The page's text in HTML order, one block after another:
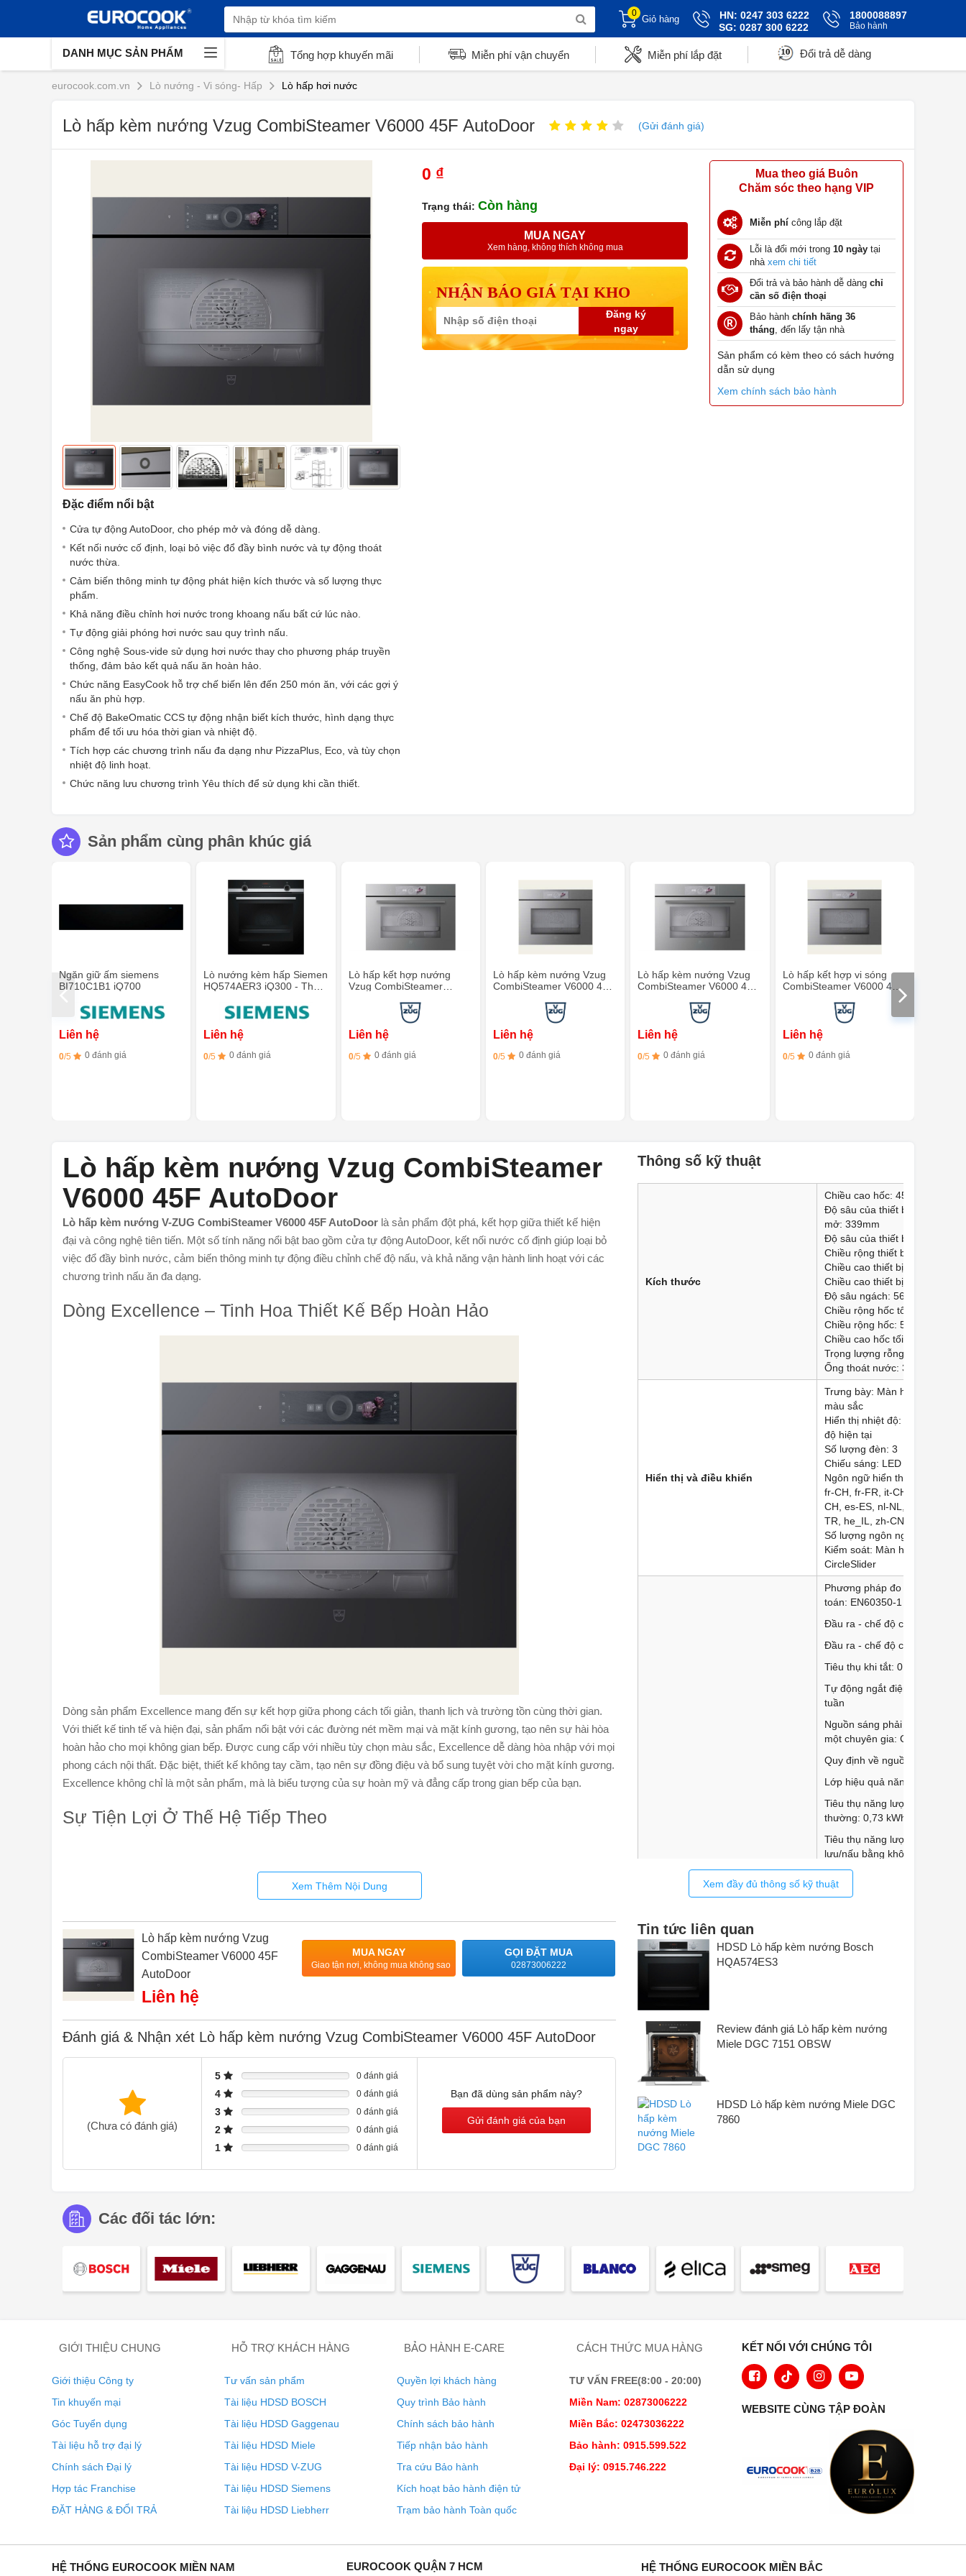
0
Giỏ hàng
HN: 0247 303 6222
SG: 0287 300 6222
1800088897
Bảo hành
DANH MỤC SẢN PHẨM Tổng hợp khuyến mãi Miễn phí vận chuyển Miễn phí lắp đặt Đổi trả dễ dàng
eurocook.com.vn Lò nướng - Vi sóng- Hấp Lò hấp hơi nước
Lò hấp kèm nướng Vzug CombiSteamer V6000 45F AutoDoor (Gửi đánh giá)
Đặc điểm nổi bật
Cửa tự động AutoDoor, cho phép mở và đóng dễ dàng.
Kết nối nước cố định, loại bỏ việc đổ đầy bình nước và tự động thoát
nước thừa.
Cảm biến thông minh tự động phát hiện kích thước và số lượng thực
phẩm.
Khả năng điều chỉnh hơi nước trong khoang nấu bất cứ lúc nào.
Tự động giải phóng hơi nước sau quy trình nấu.
Công nghệ Sous-vide sử dụng hơi nước thay cho phương pháp truyền
thống, đảm bảo kết quả nấu ăn hoàn hảo.
Chức năng EasyCook hỗ trợ chế biến lên đến 250 món ăn, với các gợi ý
nấu ăn phù hợp.
Chế độ BakeOmatic CCS tự động nhận biết kích thước, hình dạng thực
phẩm để tối ưu hóa thời gian và nhiệt độ.
Tích hợp các chương trình nấu đa dạng như PizzaPlus, Eco, và tùy chọn
nhiệt độ linh hoạt.
Chức năng lưu chương trình Yêu thích để sử dụng khi cần thiết.
0 ₫
Trạng thái: Còn hàng
MUA NGAY
Xem hàng, không thích không mua
NHẬN BÁO GIÁ TẠI KHO
Đăng ký
ngay
Mua theo giá Buôn
Chăm sóc theo hạng VIP
Miễn phí công lắp đặt
Lỗi là đổi mới trong 10 ngày tại
nhà xem chi tiết
Đổi trả và bảo hành dễ dàng chỉ
cần số điện thoại
Bảo hành chính hãng 36
tháng, đến lấy tận nhà
Sản phẩm có kèm theo có sách hướng
dẫn sử dụng
Xem chính sách bảo hành
Sản phẩm cùng phân khúc giá
Ngăn giữ ấm siemens
BI710C1B1 iQ700
Liên hệ
0/5 0 đánh giá
Lò nướng kèm hấp Siemen
HQ574AER3 iQ300 - Thép
Liên hệ
0/5 0 đánh giá
Lò hấp kết hợp nướng
Vzug CombiSteamer
Liên hệ
0/5 0 đánh giá
Lò hấp kèm nướng Vzug
CombiSteamer V6000 45F
Liên hệ
0/5 0 đánh giá
Lò hấp kèm nướng Vzug
CombiSteamer V6000 45F
Liên hệ
0/5 0 đánh giá
Lò hấp kết hợp vi sóng
CombiSteamer V6000 45M
Màu bạch kim
Liên hệ
0/5 0 đánh giá
Lò hấp kèm nướng Vzug CombiSteamer
V6000 45F AutoDoor
Lò hấp kèm nướng V-ZUG CombiSteamer V6000 45F AutoDoor là sản phẩm đột phá, kết hợp giữa thiết kế hiện
đại và công nghệ tiên tiến. Một số tính năng nổi bật bao gồm cửa tự động AutoDoor, kết nối nước cố định giúp loại bỏ
việc đổ đầy bình nước, cảm biến thông minh tự động điều chỉnh chế độ nấu, và khả năng vận hành linh hoạt với các
chương trình nấu ăn đa dạng.
Dòng Excellence – Tinh Hoa Thiết Kế Bếp Hoàn Hảo
Dòng sản phẩm Excellence mang đến sự kết hợp giữa phong cách tối giản, thanh lịch và trường tồn cùng thời gian.
Với thiết kế tinh tế và hiện đại, sản phẩm nổi bật với các đường nét mềm mại và mặt kính gương, tạo nên sự hài hòa
hoàn hảo cho mọi không gian bếp. Được cung cấp với nhiều tùy chọn màu sắc, Excellence dễ dàng hòa nhập với mọi
phong cách nội thất. Đặc biệt, thiết kế không tay cầm, tạo nên sự đồng điệu và bổ sung tuyệt vời cho mặt kính gương.
Excellence không chỉ là một sản phẩm, mà là biểu tượng của sự hoàn mỹ và đẳng cấp trong gian bếp của bạn.
Sự Tiện Lợi Ở Thế Hệ Tiếp Theo
CombiSteamer V6000 được phát triển nhằm mang đến sự tiện lợi vượt trội cho căn bếp hiện đại. Với tính năng cửa tự
động AutoDoor, thiết bị cho phép mở và đóng dễ dàng, tạo nên một điểm nhấn lý tưởng cho những không gian bếp
động giải phóng khi quy trình nấu ăn kết thúc. CombiSteamer V6000 không chỉ là một thiết bị bếp, mà còn là giải pháp
Xem Thêm Nội Dung
Lò hấp kèm nướng Vzug
CombiSteamer V6000 45F
AutoDoor
Liên hệ
MUA NGAY
Giao tận nơi, không mua không sao
GỌI ĐẶT MUA
02873006222
Đánh giá & Nhận xét Lò hấp kèm nướng Vzug CombiSteamer V6000 45F AutoDoor
(Chưa có đánh giá)
5 0 đánh giá
4 0 đánh giá
3 0 đánh giá
2 0 đánh giá
1 0 đánh giá
Bạn đã dùng sản phẩm này?
Gửi đánh giá của bạn
Thông số kỹ thuật
Kích thước
Chiều cao hốc: 450mm
Độ sâu của thiết bị khi cửa
mở: 339mm
Độ sâu của thiết bị: 569mm
Chiều rộng thiết bị: 597mm
Chiều cao thiết bị tối đa:
Chiều cao thiết bị: 454mm
Độ sâu ngách: 560mm
Chiều rộng hốc tối đa: 568mm
Chiều rộng hốc: 560mm
Chiều cao hốc tối đa: 450mm
Trọng lượng rỗng: 35kg
Ống thoát nước: 3 phút
Hiển thị và điều khiển
Trưng bày: Màn hình đồ họa
màu sắc
Hiển thị nhiệt độ: Mục tiêu và
độ hiện tại
Số lượng đèn: 3
Chiếu sáng: LED
Ngôn ngữ hiển thị: de-CH, de-
fr-CH, fr-FR, it-CH, it-IT, en-
CH, es-ES, nl-NL, ru-RU, uk-
TR, he_IL, zh-CN
Số lượng ngôn ngữ hiển thị: 15
Kiểm soát: Màn hình cảm ứng
CircleSlider
Phương pháp đo lường và tính
toán: EN60350-1
Đầu ra - chế độ chờ tắt: 1 tuần
Đầu ra - chế độ chờ: 1 tuần
Tiêu thụ khi tắt: 0,5W
Tự động ngắt điện khi bật
tuần
Nguồn sáng phải được thay
một chuyên gia: Có
Quy định về nguồn sáng: Có
Lớp hiệu quả năng lượng: A+
Tiêu thụ năng lượng - nấu ăn
thường: 0,73 kWh
Tiêu thụ năng lượng - nấu đối
lưu/nấu bằng không khí nóng:
kWh
Tiêu thụ năng lượng của quá
Loại kết nối (2): 220-240V~
Tải kết nối (2): 3,4kW
Loại phích cắm: Ổ cắm
Xem đầy đủ thông số kỹ thuật
Tin tức liên quan
HDSD Lò hấp kèm nướng Bosch
HQA574ES3
Review đánh giá Lò hấp kèm nướng
Miele DGC 7151 OBSW
HDSD Lò hấp kèm nướng Miele DGC
7860
Các đối tác lớn:
GIỚI THIỆU CHUNG
Giới thiệu Công ty
Tin khuyến mại
Góc Tuyển dụng
Tài liệu hỗ trợ đại lý
Chính sách Đại lý
Hợp tác Franchise
ĐẶT HÀNG & ĐỔI TRẢ
HỖ TRỢ KHÁCH HÀNG
Tư vấn sản phẩm
Tài liệu HDSD BOSCH
Tài liệu HDSD Gaggenau
Tài liệu HDSD Miele
Tài liệu HDSD V-ZUG
Tài liệu HDSD Siemens
Tài liệu HDSD Liebherr
BẢO HÀNH E-CARE
Quyền lợi khách hàng
Quy trình Bảo hành
Chính sách bảo hành
Tiếp nhận bảo hành
Tra cứu Bảo hành
Kích hoạt bảo hành điện tử
Trạm bảo hành Toàn quốc
CÁCH THỨC MUA HÀNG
TƯ VẤN FREE(8:00 - 20:00)
Miền Nam: 02873006222
Miền Bắc: 02473036222
Bảo hành: 0915.599.522
Đại lý: 0915.746.222
KẾT NỐI VỚI CHÚNG TÔI
WEBSITE CÙNG TẬP ĐOÀN
HỆ THỐNG EUROCOOK MIỀN NAM EUROCOOK QUẬN 7 HCM HỆ THỐNG EUROCOOK MIỀN BẮC